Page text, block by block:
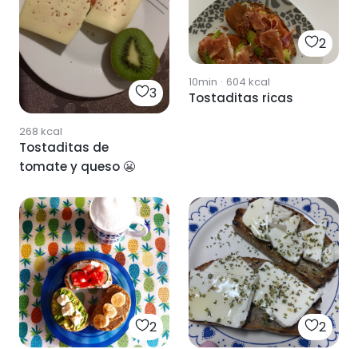
3
268 kcal
Tostaditas de
tomate y queso 😬
2
10min · 604 kcal
Tostaditas ricas
2 2